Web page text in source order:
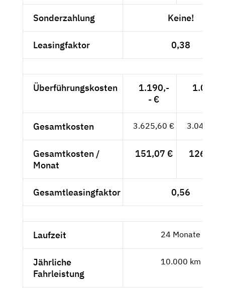
Sonderzahlung Keine!
Leasingfaktor 0,38
Überführungskosten
1.190,-
- €
1.000,-
Gesamtkosten 3.625,60 € 3.046,72
Gesamtkosten /
Monat
151,07 € 126,95
Gesamtleasingfaktor 0,56
Laufzeit 24 Monate
Jährliche
Fahrleistung
10.000 km